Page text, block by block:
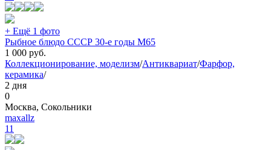
+ Ещё 1 фото
Рыбное блюдо СССР 30-е годы М65
1 000 руб.
Коллекционирование, моделизм/Антиквариат/Фарфор,
керамика/
2 дня
0
Москва, Сокольники
maxallz
11